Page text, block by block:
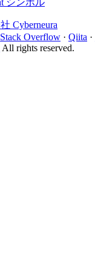
Cyberneura
Stack Overflow · Qiita ·
All rights reserved.